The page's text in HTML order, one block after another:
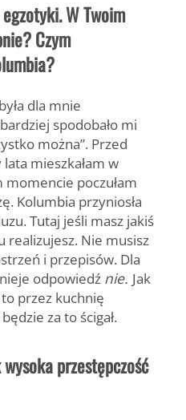
W Twoim
Czym
dla mnie
spodobało mi
można”. Przed
mieszkałam w
poczułam
Kolumbia przyniosła
Tutaj jeśli masz jakiś
realizujesz. Nie musisz
i przepisów. Dla
odpowiedź nie. Jak
przez kuchnię
za to ścigał.
przestępczość